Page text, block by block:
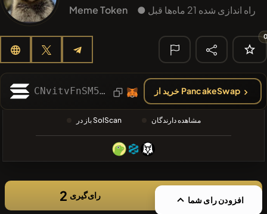
#278
LOVELY EGON LEGON
#1015
🔎 جستجوی
اخیر
❌سکه های
اخیر موجود
نیست
Meme Token ● راه اندازی شده 21 ماه‌ها قبل
CNvitvFnSM5ed6K28RUNSaAjqqz5tX1rA5HgaBN9pump خرید از PancakeSwap
باز در SolScan مشاهده دارندگان
2 رای‌گیری افزودن رای شما